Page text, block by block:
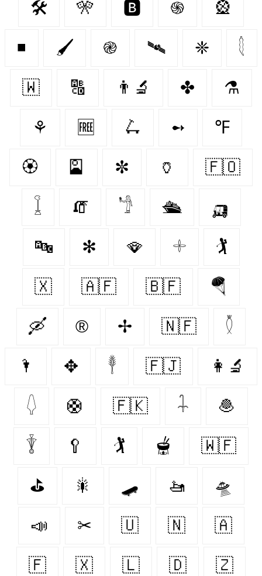
🛠️ 🎌 🅱️ ֍ 🎡
◾ 🖌 ֎ 🛰 ❈ 𓇛
🇼‌ 🔠 👨‍🔬 ✤ ⚗
⚘ 🆓 🛴 ➻ ℉
🏵️ 🎴 ✼ 🏺 🇫🇴
𓆼 🧯 𓁙 🛳 🛺
🔤 ✻ 🪭 𓇬 🏌️‍
🇽‌ 🇦🇫 🇧🇫 🪂
🛶 ® ✢ 🇳🇫 𓇟
🌂 ✥ 𓇣 🇫🇯 👩‍🔬
𓆭 🛟 🇫🇰 𓇑 🧆
𓇊 🥄 🏌️ 🫕 🇼🇫
⛳️ 🎇 🛹 🚤 🛸
📣 ✂ 🇺 🇳 🇦
🇫 🇽 🇱 🇩 🇿